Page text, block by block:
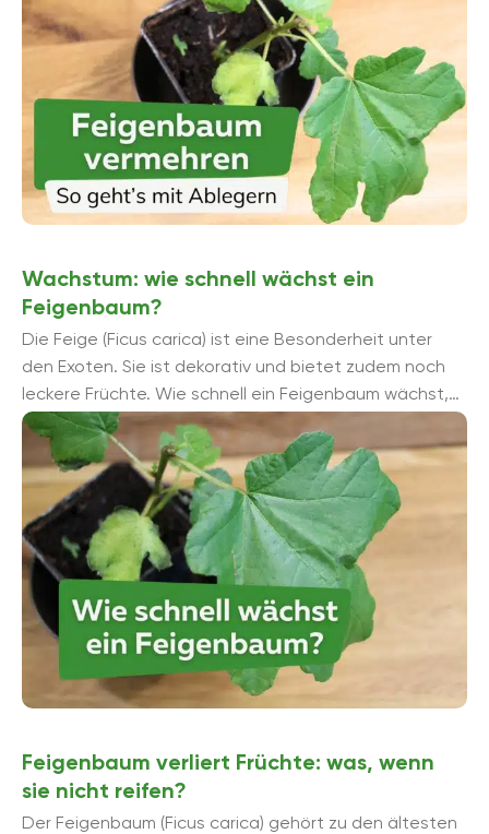
Wachstum: wie schnell wächst ein
Feigenbaum?
Die Feige (Ficus carica) ist eine Besonderheit unter
den Exoten. Sie ist dekorativ und bietet zudem noch
leckere Früchte. Wie schnell ein Feigenbaum wächst,
wird von unterschiedlichen Faktoren ...
Feigenbaum verliert Früchte: was, wenn
sie nicht reifen?
Der Feigenbaum (Ficus carica) gehört zu den ältesten